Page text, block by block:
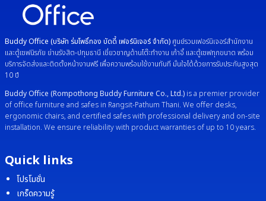
Buddy Office (บริษัท ร่มโพธิ์ทอง บัดดี้ เฟอร์นิเจอร์ จำกัด) ศูนย์รวมเฟอร์นิเจอร์สำนักงาน
และตู้เซฟนิรภัย ย่านรังสิต-ปทุมธานี เชี่ยวชาญด้านโต๊ะทำงาน เก้าอี้ และตู้เซฟทุกขนาด พร้อม
บริการจัดส่งและติดตั้งหน้างานฟรี เพื่อความพร้อมใช้งานทันที มั่นใจได้ด้วยการรับประกันสูงสุด
10 ปี
Buddy Office (Rompothong Buddy Furniture Co., Ltd.) is a premier provider
of office furniture and safes in Rangsit-Pathum Thani. We offer desks,
ergonomic chairs, and certified safes with professional delivery and on-site
installation. We ensure reliability with product warranties of up to 10 years.
Quick links
โปรโมชั่น
เกร็ดความรู้